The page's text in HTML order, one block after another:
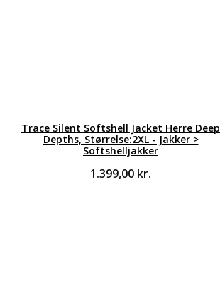
Trace Silent Softshell Jacket Herre Deep
Depths, Størrelse:2XL - Jakker >
Softshelljakker
1.399,00 kr.